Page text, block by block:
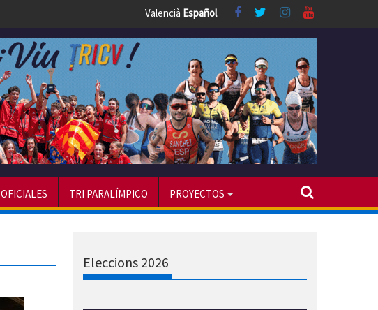
Valencià Español
OFICIALES TRI PARALÍMPICO PROYECTOS
Eleccions 2026